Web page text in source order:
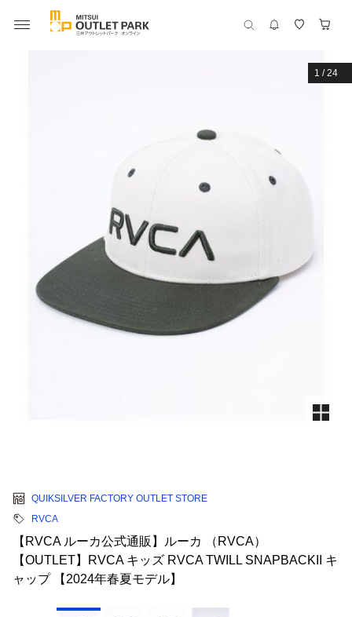
1 /24
QUIKSILVER FACTORY OUTLET STORE
RVCA
【RVCA ルーカ公式通販】ルーカ （RVCA）
【OUTLET】RVCA キッズ RVCA TWILL SNAPBACKII キ
ャップ 【2024年春夏モデル】